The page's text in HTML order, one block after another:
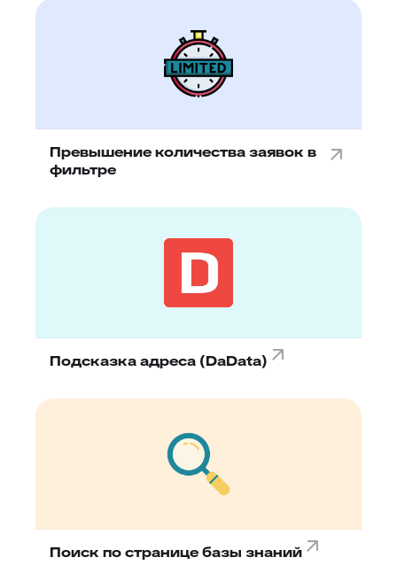
Превышение количества заявок в
фильтре
Подсказка адреса (DaData)
Поиск по странице базы знаний